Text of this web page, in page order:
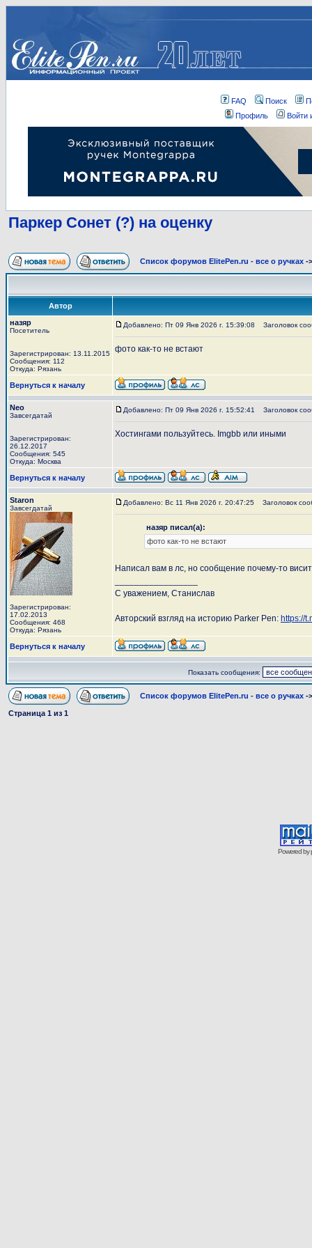
FAQ Поиск
Профиль
Войти
Паркер Сонет (?) на оценку
Список форумов ElitePen.ru - все о ручках -
Автор
назяр
Посетитель
Зарегистрирован: 13.11.2015
Сообщения: 112
Откуда: Рязань
Добавлено: Пт 09 Янв 2026 г. 15:39:08 Заголовок
фото как-то не встают
Вернуться к началу
Neo
Завсегдатай
Зарегистрирован:
26.12.2017
Сообщения: 545
Откуда: Москва
Добавлено: Пт 09 Янв 2026 г. 15:52:41 Заголовок
Хостингами пользуйтесь. Imgbb или иными
Вернуться к началу
Staron
Завсегдатай
Зарегистрирован:
17.02.2013
Сообщения: 468
Откуда: Рязань
Добавлено: Вс 11 Янв 2026 г. 20:47:25 Заголовок
назяр писал(а):
фото как-то не встают
Написал вам в лс, но сообщение почему-то
С уважением, Станислав
Авторский взгляд на историю Parker Pen: https://
Вернуться к началу
Показать сообщения:
Список форумов ElitePen.ru - все о ручках -
Страница 1 из 1
Powered by